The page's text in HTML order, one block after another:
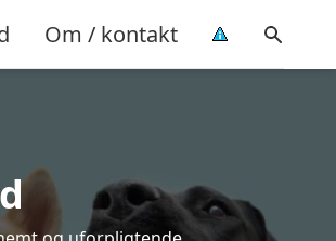
Om / kontakt